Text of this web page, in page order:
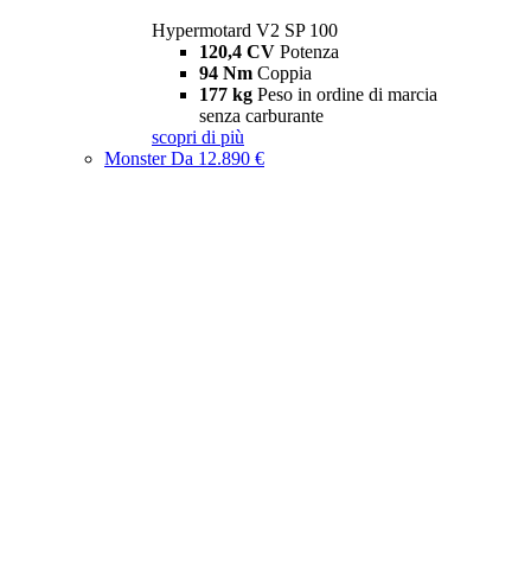
Hypermotard V2 SP 100
120,4 CV Potenza
94 Nm Coppia
177 kg Peso in ordine di marcia
senza carburante
scopri di più
MonsterDa 12.890 €